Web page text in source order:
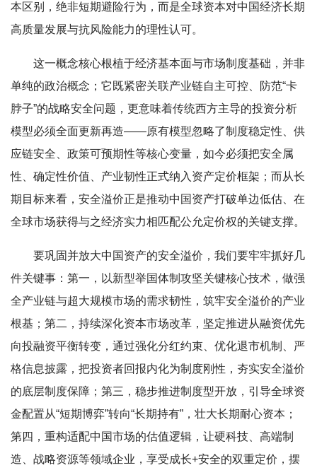
本区别，绝非短期避险行为，而是全球资本对中国经济长期
高质量发展与抗风险能力的理性认可。
这一概念核心根植于经济基本面与市场制度基础，并非
单纯的政治概念；它既紧密关联产业链自主可控、防范“卡
脖子”的战略安全问题，更意味着传统西方主导的投资分析
模型必须全面更新再造——原有模型忽略了制度稳定性、供
应链安全、政策可预期性等核心变量，如今必须把安全属
性、确定性价值、产业韧性正式纳入资产定价框架；而从长
期目标来看，安全溢价正是推动中国资产打破单边低估、在
全球市场获得与之经济实力相匹配公允定价权的关键支撑。
要巩固并放大中国资产的安全溢价，我们要牢牢抓好几
件关键事：第一，以新型举国体制攻坚关键核心技术，做强
全产业链与超大规模市场的需求韧性，筑牢安全溢价的产业
根基；第二，持续深化资本市场改革，坚定推进从融资优先
向投融资平衡转变，通过强化分红约束、优化退市机制、严
格信息披露，把投资者回报内化为制度刚性，夯实安全溢价
的底层制度保障；第三，稳步推进制度型开放，引导全球资
金配置从“短期博弈”转向“长期持有”，壮大长期耐心资本；
第四，重构适配中国市场的估值逻辑，让硬科技、高端制
造、战略资源等领域企业，享受成长+安全的双重定价，摆